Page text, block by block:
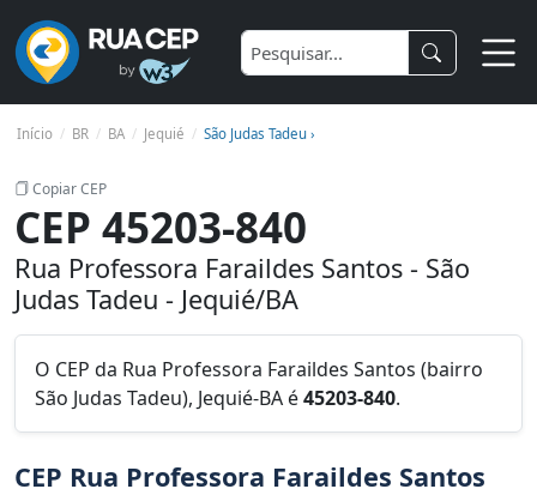
Início BR BA Jequié São Judas Tadeu ›
Copiar CEP
CEP 45203-840
Rua Professora Faraildes Santos - São
Judas Tadeu - Jequié/BA
O CEP da Rua Professora Faraildes Santos (bairro
São Judas Tadeu), Jequié-BA é45203-840.
CEP Rua Professora Faraildes Santos